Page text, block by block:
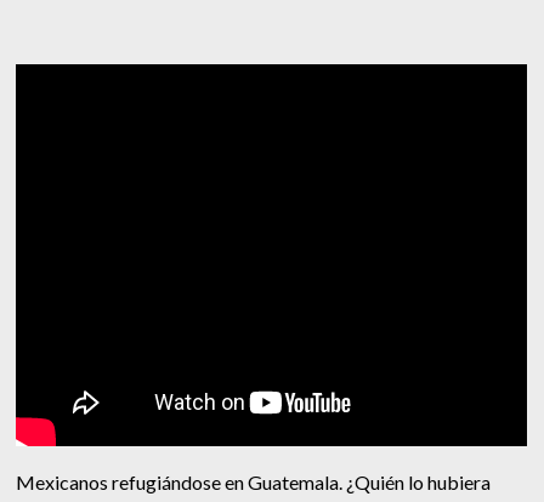
Mexicanos refugiándose en Guatemala. ¿Quién lo hubiera